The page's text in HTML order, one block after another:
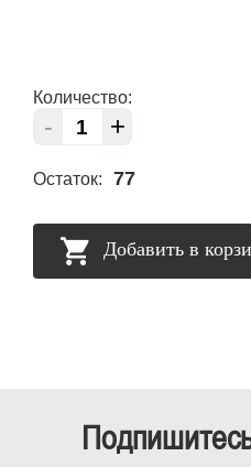
Количество:
- +
Остаток: 77
Добавить в